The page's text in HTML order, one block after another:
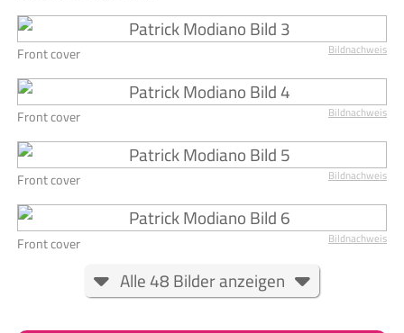
Bildnachweis
Front cover
Bildnachweis
Front cover
Bildnachweis
Front cover
Bildnachweis
Front cover
Alle 48 Bilder anzeigen